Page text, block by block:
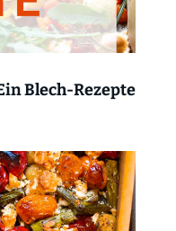
Blech-Rezepte